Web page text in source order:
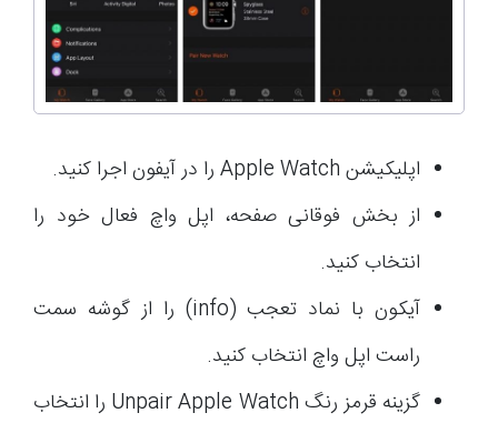
اپلیکیشن Apple Watch را در آیفون اجرا کنید.
از بخش فوقانی صفحه، اپل واچ فعال خود را
انتخاب کنید.
آیکون با نماد تعجب (info) را از گوشه سمت
راست اپل واچ انتخاب کنید.
گزینه قرمز رنگ Unpair Apple Watch را انتخاب